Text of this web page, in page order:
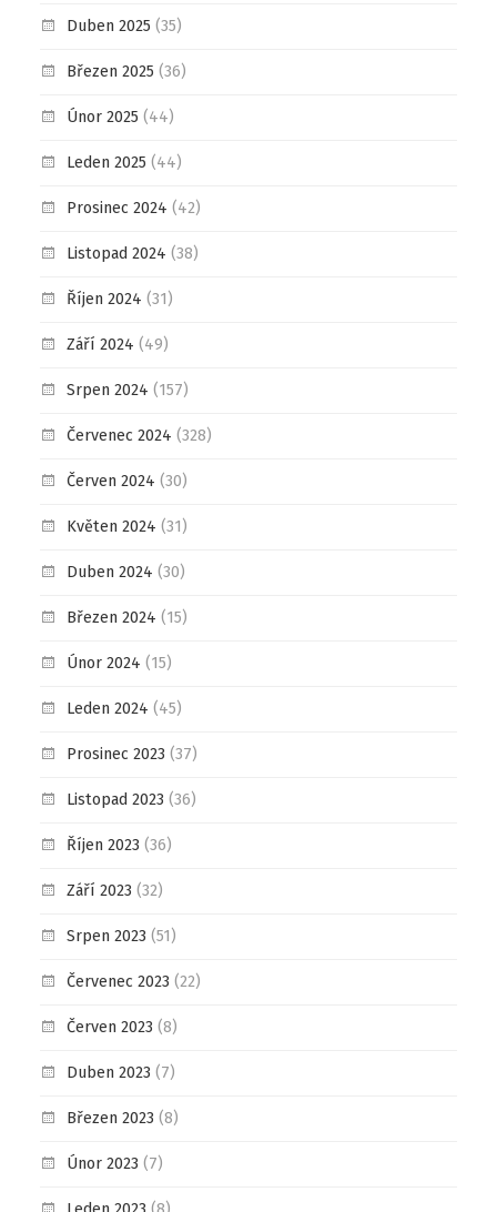
Duben 2025 (35)
Březen 2025 (36)
Únor 2025 (44)
Leden 2025 (44)
Prosinec 2024 (42)
Listopad 2024 (38)
Říjen 2024 (31)
Září 2024 (49)
Srpen 2024 (157)
Červenec 2024 (328)
Červen 2024 (30)
Květen 2024 (31)
Duben 2024 (30)
Březen 2024 (15)
Únor 2024 (15)
Leden 2024 (45)
Prosinec 2023 (37)
Listopad 2023 (36)
Říjen 2023 (36)
Září 2023 (32)
Srpen 2023 (51)
Červenec 2023 (22)
Červen 2023 (8)
Duben 2023 (7)
Březen 2023 (8)
Únor 2023 (7)